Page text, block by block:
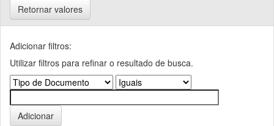
Retornar valores
Adicionar filtros:
Utilizar filtros para refinar o resultado de busca.